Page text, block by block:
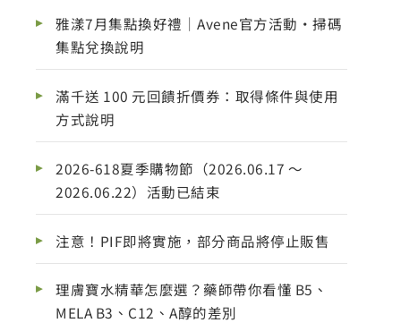
雅漾7月集點換好禮｜Avene官方活動・掃碼
集點兌換說明
滿千送 100 元回饋折價券：取得條件與使用
方式說明
2026-618夏季購物節（2026.06.17 ～
2026.06.22）活動已結束
注意！PIF即將實施，部分商品將停止販售
理膚寶水精華怎麼選？藥師帶你看懂 B5、
MELA B3、C12、A醇的差別